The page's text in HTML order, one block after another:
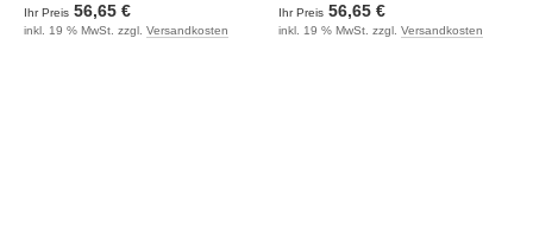
Ihr Preis 56,65 €
inkl. 19 % MwSt. zzgl. Versandkosten
Ihr Preis 56,65 €
inkl. 19 % MwSt. zzgl. Versandkosten